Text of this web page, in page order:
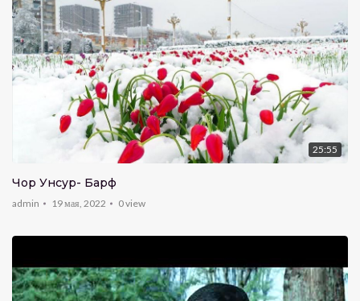
25:55
Чор Унсур- Барф
admin 19 мая, 2022 0view